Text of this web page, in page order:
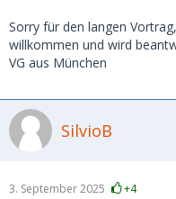
Sorry für den langen
willkommen und wird
VG aus München
SilvioB
3. September 2025 +4